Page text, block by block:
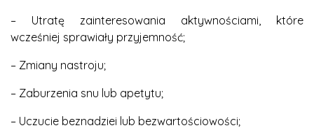
– Utratę zainteresowania aktywnościami, które
wcześniej sprawiały przyjemność;
– Zmiany nastroju;
– Zaburzenia snu lub apetytu;
– Uczucie beznadziei lub bezwartościowości;